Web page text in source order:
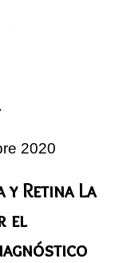
2020
y Retina La
el